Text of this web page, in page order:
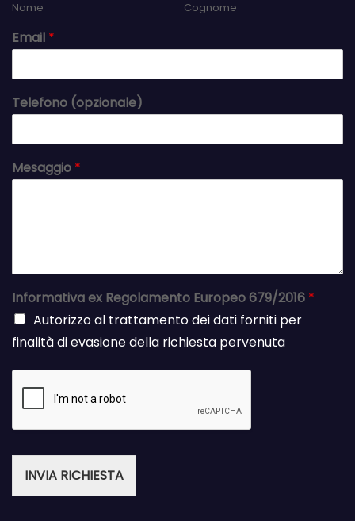
Nome Cognome
Email *
Telefono (opzionale)
Mesaggio *
Informativa ex Regolamento Europeo 679/2016 *
Autorizzo al trattamento dei dati forniti per
finalità di evasione della richiesta pervenuta
INVIA RICHIESTA